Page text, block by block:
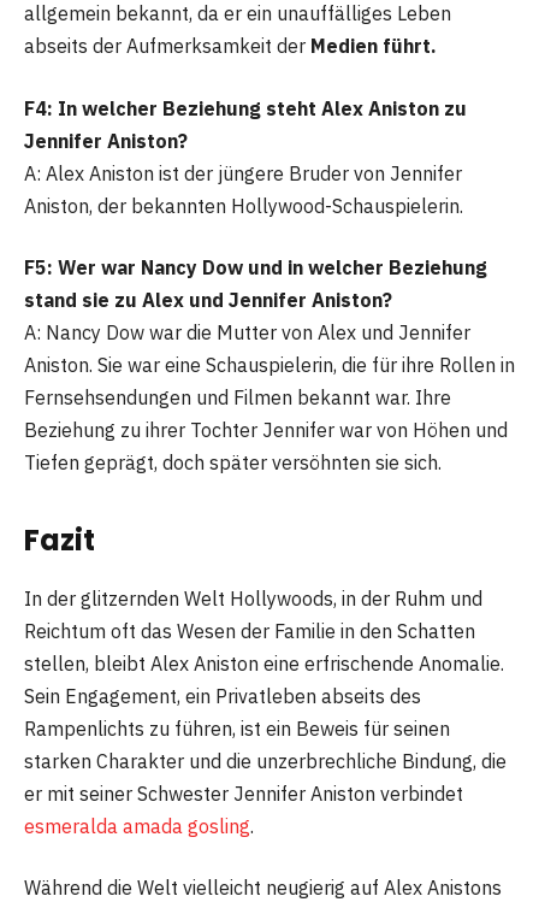
allgemein bekannt, da er ein unauffälliges Leben
abseits der Aufmerksamkeit der Medien führt.
F4: In welcher Beziehung steht Alex Aniston zu
Jennifer Aniston?
A: Alex Aniston ist der jüngere Bruder von Jennifer
Aniston, der bekannten Hollywood-Schauspielerin.
F5: Wer war Nancy Dow und in welcher Beziehung
stand sie zu Alex und Jennifer Aniston?
A: Nancy Dow war die Mutter von Alex und Jennifer
Aniston. Sie war eine Schauspielerin, die für ihre Rollen in
Fernsehsendungen und Filmen bekannt war. Ihre
Beziehung zu ihrer Tochter Jennifer war von Höhen und
Tiefen geprägt, doch später versöhnten sie sich.
Fazit
In der glitzernden Welt Hollywoods, in der Ruhm und
Reichtum oft das Wesen der Familie in den Schatten
stellen, bleibt Alex Aniston eine erfrischende Anomalie.
Sein Engagement, ein Privatleben abseits des
Rampenlichts zu führen, ist ein Beweis für seinen
starken Charakter und die unzerbrechliche Bindung, die
er mit seiner Schwester Jennifer Aniston verbindet
esmeralda amada gosling.
Während die Welt vielleicht neugierig auf Alex Anistons